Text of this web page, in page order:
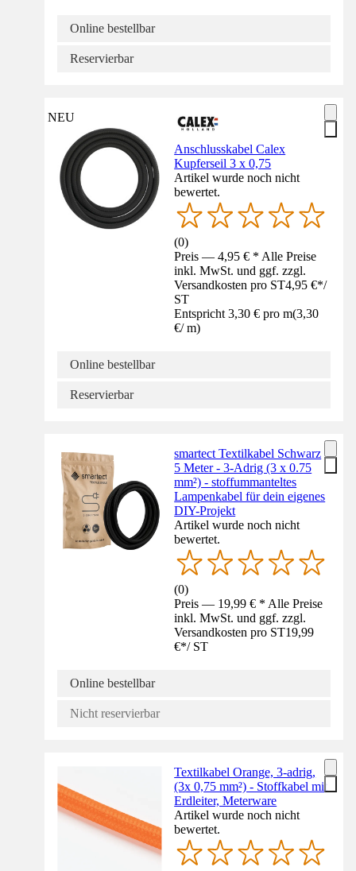
Online bestellbar
Reservierbar
NEU
Anschlusskabel Calex
Kupferseil 3 x 0,75
Artikel wurde noch nicht
bewertet.
(0)
Preis — 4,95 € * Alle Preise
inkl. MwSt. und ggf. zzgl.
Versandkosten pro ST4,95 €*/
ST
Entspricht 3,30 € pro m(3,30
€/ m)
Online bestellbar
Reservierbar
smartect Textilkabel Schwarz
5 Meter - 3-Adrig (3 x 0.75
mm²) - stoffummanteltes
Lampenkabel für dein eigenes
DIY-Projekt
Artikel wurde noch nicht
bewertet.
(0)
Preis — 19,99 € * Alle Preise
inkl. MwSt. und ggf. zzgl.
Versandkosten pro ST19,99
€*/ ST
Online bestellbar
Nicht reservierbar
Textilkabel Orange, 3-adrig,
(3x 0,75 mm²) - Stoffkabel mit
Erdleiter, Meterware
Artikel wurde noch nicht
bewertet.